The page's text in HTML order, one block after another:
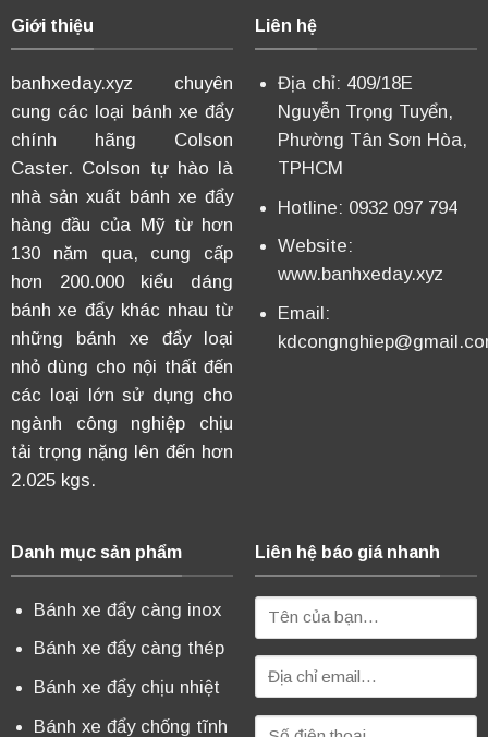
Giới thiệu
banhxeday.xyz chuyên
cung các loại bánh xe đẩy
chính hãng Colson
Caster. Colson tự hào là
nhà sản xuất bánh xe đẩy
hàng đầu của Mỹ từ hơn
130 năm qua, cung cấp
hơn 200.000 kiểu dáng
bánh xe đẩy khác nhau từ
những bánh xe đẩy loại
nhỏ dùng cho nội thất đến
các loại lớn sử dụng cho
ngành công nghiệp chịu
tải trọng nặng lên đến hơn
2.025 kgs.
Liên hệ
Địa chỉ: 409/18E
Nguyễn Trọng Tuyển,
Phường Tân Sơn Hòa,
TPHCM
Hotline: 0932 097 794
Website:
www.banhxeday.xyz
Email:
Danh mục sản phẩm
Bánh xe đẩy càng inox
Bánh xe đẩy càng thép
Bánh xe đẩy chịu nhiệt
Bánh xe đẩy chống tĩnh
Liên hệ báo giá nhanh